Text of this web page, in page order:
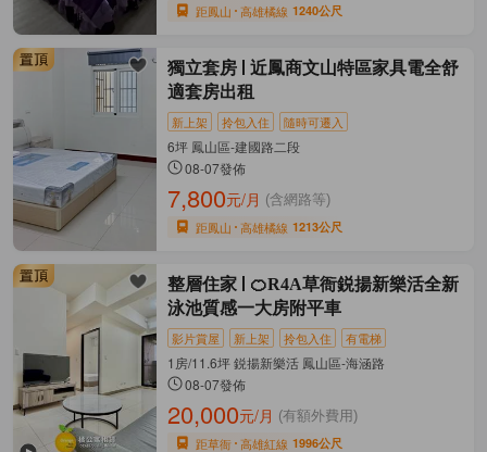
距鳳山 高雄橘線 1240公尺
獨立套房
近鳳商文山特區家具電全舒
適套房出租
新上架 拎包入住 隨時可遷入
6坪 鳳山區-建國路二段
08-07發佈
7,800元/月 (含網路等)
距鳳山 高雄橘線 1213公尺
整層住家
🍊R4A草衙鋭揚新樂活全新
泳池質感一大房附平車
影片賞屋 新上架 拎包入住 有電梯
1房/11.6坪 鋭揚新樂活 鳳山區-海涵路
08-07發佈
20,000元/月 (有額外費用)
距草衙 高雄紅線 1996公尺